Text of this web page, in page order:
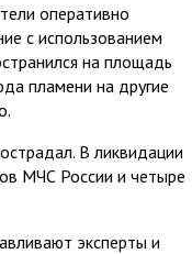
оперативно
с использованием
на площадь
пламени на другие
В ликвидации
МЧС России и четыре
эксперты и